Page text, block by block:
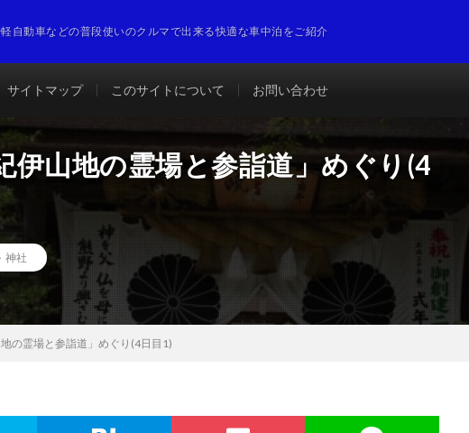
軽自動車などの普段使いのクルマで出来る快適な車中泊をご紹介
サイトマップ このサイトについて お問い合わせ
伊山地の霊場と参詣道」めぐり(4
神社
地の霊場と参詣道」めぐり(4日目1)